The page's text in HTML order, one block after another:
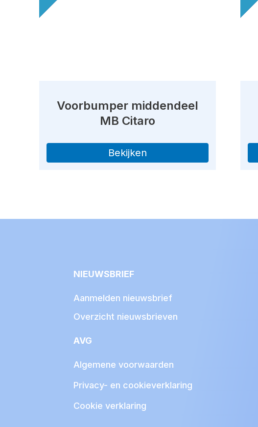
Voorbumper middendeel
MB Citaro
Bekijken
NIEUWSBRIEF
Aanmelden nieuwsbrief
Overzicht nieuwsbrieven
AVG
Algemene voorwaarden
Privacy- en cookieverklaring
Cookie verklaring